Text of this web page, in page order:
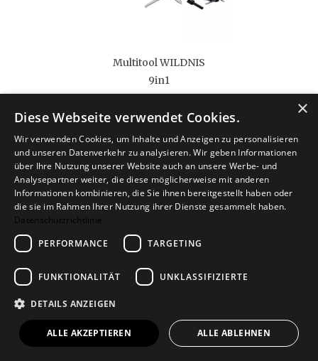
Multitool WILDNIS
9in1
19,90 €
17,90 €
×
Diese Webseite verwendet Cookies.
Wir verwenden Cookies, um Inhalte und Anzeigen zu personalisieren
und unseren Datenverkehr zu analysieren. Wir geben Informationen
über Ihre Nutzung unserer Website auch an unsere Werbe- und
Analysepartner weiter, die diese möglicherweise mit anderen
Informationen kombinieren, die Sie ihnen bereitgestellt haben oder
die sie im Rahmen Ihrer Nutzung ihrer Dienste gesammelt haben.
Datenschutzrichtlinie
PERFORMANCE
TARGETING
FUNKTIONALITÄT UNKLASSIFIZIERTE
DETAILS ANZEIGEN
ALLE AKZEPTIEREN ALLE ABLEHNEN